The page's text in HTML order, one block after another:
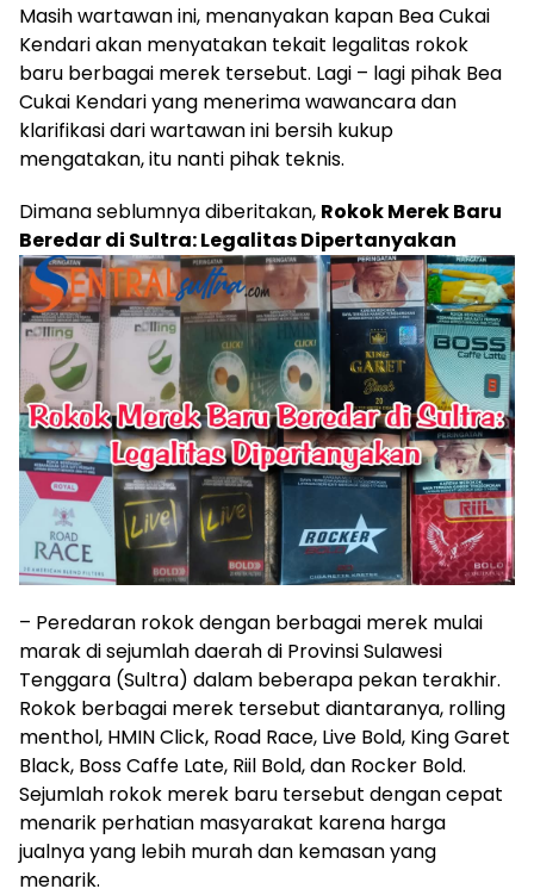
Masih wartawan ini, menanyakan kapan Bea Cukai
Kendari akan menyatakan tekait legalitas rokok
baru berbagai merek tersebut. Lagi – lagi pihak Bea
Cukai Kendari yang menerima wawancara dan
klarifikasi dari wartawan ini bersih kukup
mengatakan, itu nanti pihak teknis.
Dimana seblumnya diberitakan, Rokok Merek Baru
Beredar di Sultra: Legalitas Dipertanyakan
– Peredaran rokok dengan berbagai merek mulai
marak di sejumlah daerah di Provinsi Sulawesi
Tenggara (Sultra) dalam beberapa pekan terakhir.
Rokok berbagai merek tersebut diantaranya, rolling
menthol, HMIN Click, Road Race, Live Bold, King Garet
Black, Boss Caffe Late, Riil Bold, dan Rocker Bold.
Sejumlah rokok merek baru tersebut dengan cepat
menarik perhatian masyarakat karena harga
jualnya yang lebih murah dan kemasan yang
menarik.